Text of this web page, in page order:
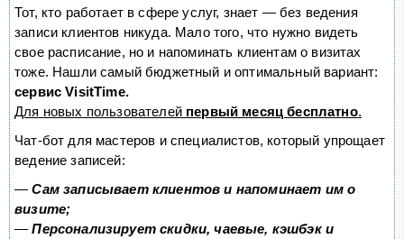
Тот, кто работает в сфере услуг, знает — без ведения
записи клиентов никуда. Мало того, что нужно видеть
свое расписание, но и напоминать клиентам о визитах
тоже. Нашли самый бюджетный и оптимальный вариант:
сервис VisitTime.
Для новых пользователей первый месяц бесплатно.
Чат-бот для мастеров и специалистов, который упрощает
ведение записей:
—Сам записывает клиентов и напоминает им о
визите;
—Персонализирует скидки, чаевые, кэшбэк и